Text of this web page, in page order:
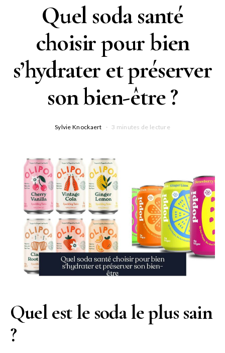
Quel soda santé
choisir pour bien
s’hydrater et préserver
son bien-être ?
Sylvie Knockaert 3 minutes de lecture
Quel est le soda le plus sain
?